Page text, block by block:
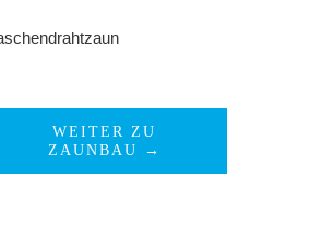
WEITER ZU
ZAUNBAU →